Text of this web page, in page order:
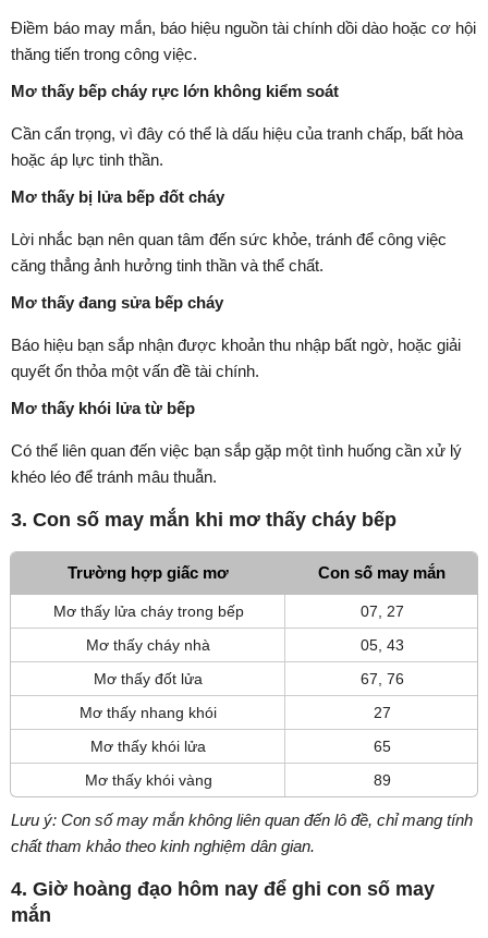
Điềm báo may mắn, báo hiệu nguồn tài chính dồi dào hoặc cơ hội
thăng tiến trong công việc.
Mơ thấy bếp cháy rực lớn không kiểm soát
Cần cẩn trọng, vì đây có thể là dấu hiệu của tranh chấp, bất hòa
hoặc áp lực tinh thần.
Mơ thấy bị lửa bếp đốt cháy
Lời nhắc bạn nên quan tâm đến sức khỏe, tránh để công việc
căng thẳng ảnh hưởng tinh thần và thể chất.
Mơ thấy đang sửa bếp cháy
Báo hiệu bạn sắp nhận được khoản thu nhập bất ngờ, hoặc giải
quyết ổn thỏa một vấn đề tài chính.
Mơ thấy khói lửa từ bếp
Có thể liên quan đến việc bạn sắp gặp một tình huống cần xử lý
khéo léo để tránh mâu thuẫn.
3. Con số may mắn khi mơ thấy cháy bếp
Trường hợp giấc mơ Con số may mắn
Mơ thấy lửa cháy trong bếp
07, 27
Mơ thấy cháy nhà
05, 43
Mơ thấy đốt lửa
67, 76
Mơ thấy nhang khói
27
Mơ thấy khói lửa
65
Mơ thấy khói vàng
89
Lưu ý: Con số may mắn không liên quan đến lô đề, chỉ mang tính
chất tham khảo theo kinh nghiệm dân gian.
4. Giờ hoàng đạo hôm nay để ghi con số may
mắn